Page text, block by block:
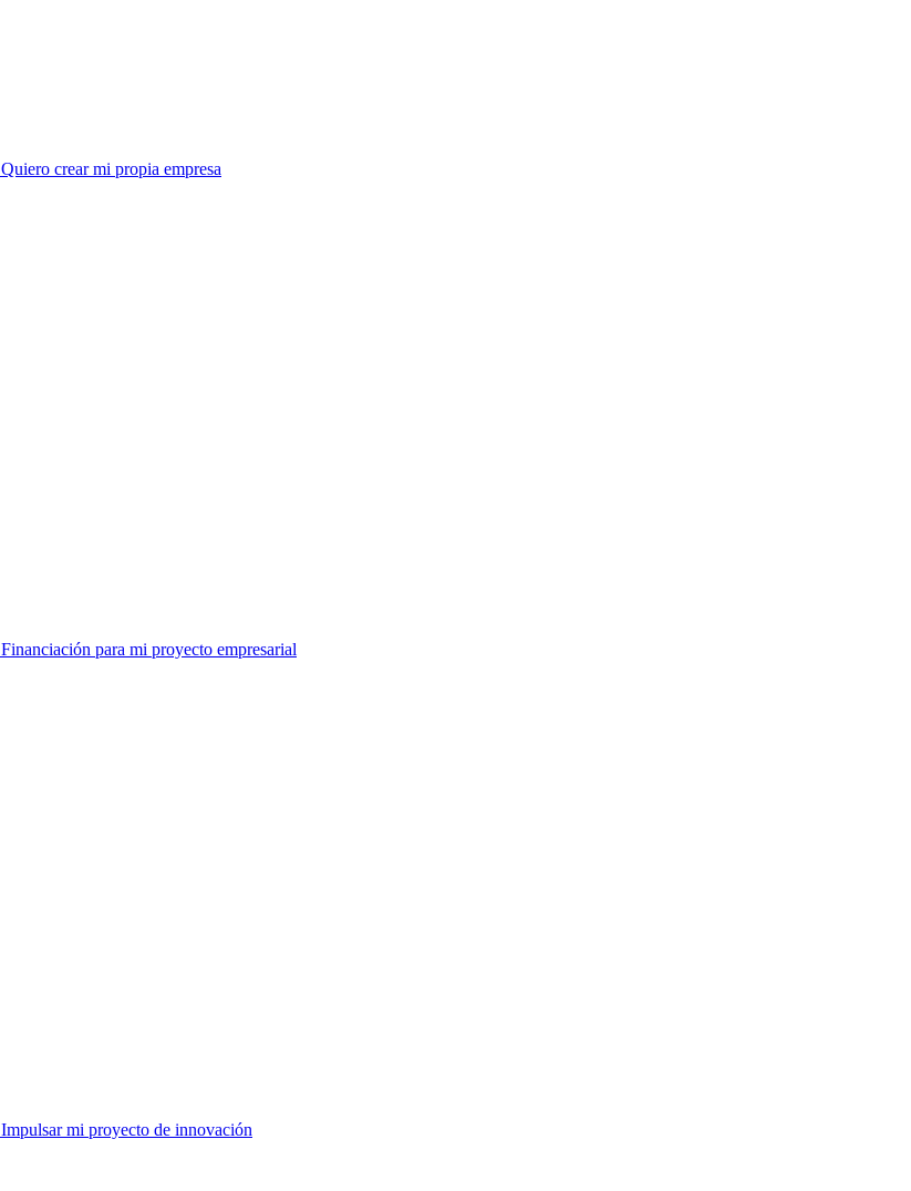
Quiero crear mi propia empresa
Financiación para mi proyecto empresarial
Impulsar mi proyecto de innovación